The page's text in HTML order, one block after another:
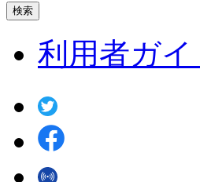
検索
利用者ガ